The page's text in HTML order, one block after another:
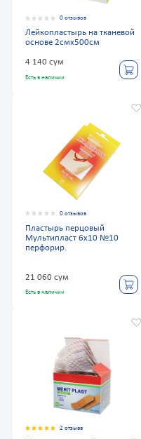
0 отзывов
Лейкопластырь на тканевой
основе 2смх500см
4 140 сум
Есть в наличии
0 отзывов
Пластырь перцовый
Мультипласт 6х10 №10
перфорир.
21 060 сум
Есть в наличии
2 отзыва